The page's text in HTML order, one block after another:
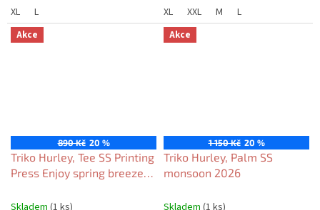
XL
L
XL
XXL M L
Akce
890 Kč 20 %
Triko Hurley, Tee SS Printing
Press Enjoy spring breeze
Akce
1 150 Kč 20 %
Triko Hurley, Palm SS
monsoon 2026